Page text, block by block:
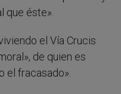
que éste».
el Vía Crucis
de quien es
el fracasado».